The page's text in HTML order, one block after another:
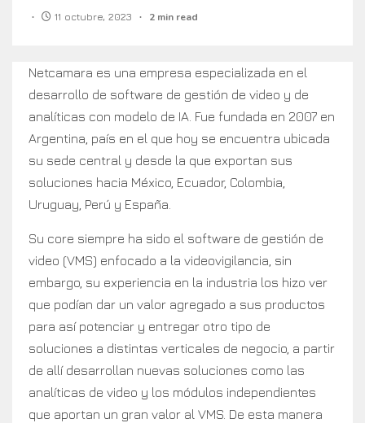
11 octubre, 2023 2 min read
Netcamara es una empresa especializada en el
desarrollo de software de gestión de video y de
analíticas con modelo de IA. Fue fundada en 2007 en
Argentina, país en el que hoy se encuentra ubicada
su sede central y desde la que exportan sus
soluciones hacia México, Ecuador, Colombia,
Uruguay, Perú y España.
Su core siempre ha sido el software de gestión de
video (VMS) enfocado a la videovigilancia, sin
embargo, su experiencia en la industria los hizo ver
que podían dar un valor agregado a sus productos
para así potenciar y entregar otro tipo de
soluciones a distintas verticales de negocio, a partir
de allí desarrollan nuevas soluciones como las
analíticas de video y los módulos independientes
que aportan un gran valor al VMS. De esta manera